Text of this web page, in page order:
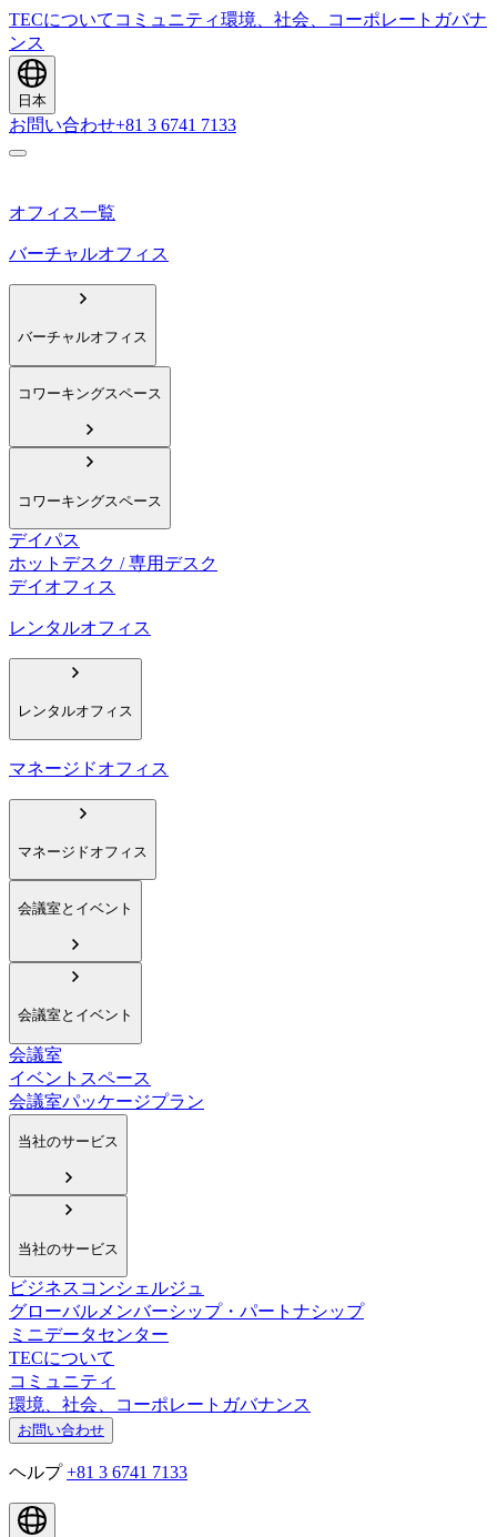
TECについて コミュニティ環境、社会、コーポレートガバナ
ンス
日本
お問い合わせ+81 3 6741 7133
オフィス一覧
バーチャルオフィス
バーチャルオフィス
コワーキングスペース
コワーキングスペース
デイパス
ホットデスク / 専用デスク
デイオフィス
レンタルオフィス
レンタルオフィス
マネージドオフィス
マネージドオフィス
会議室とイベント
会議室とイベント
会議室
イベントスペース
会議室パッケージプラン
当社のサービス
当社のサービス
ビジネスコンシェルジュ
グローバルメンバーシップ・パートナシップ
ミニデータセンター
TECについて
コミュニティ
環境、社会、コーポレートガバナンス
お問い合わせ
ヘルプ +81 3 6741 7133